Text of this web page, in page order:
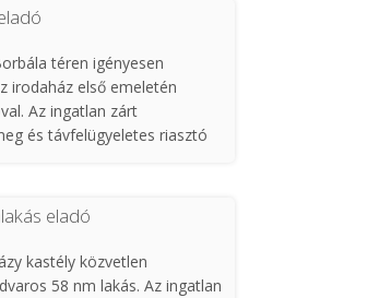
téren igényesen
irodaház első emeletén
Az ingatlan zárt
és távfelügyeletes riasztó
eladó
kastély közvetlen
58 nm lakás. Az ingatlan